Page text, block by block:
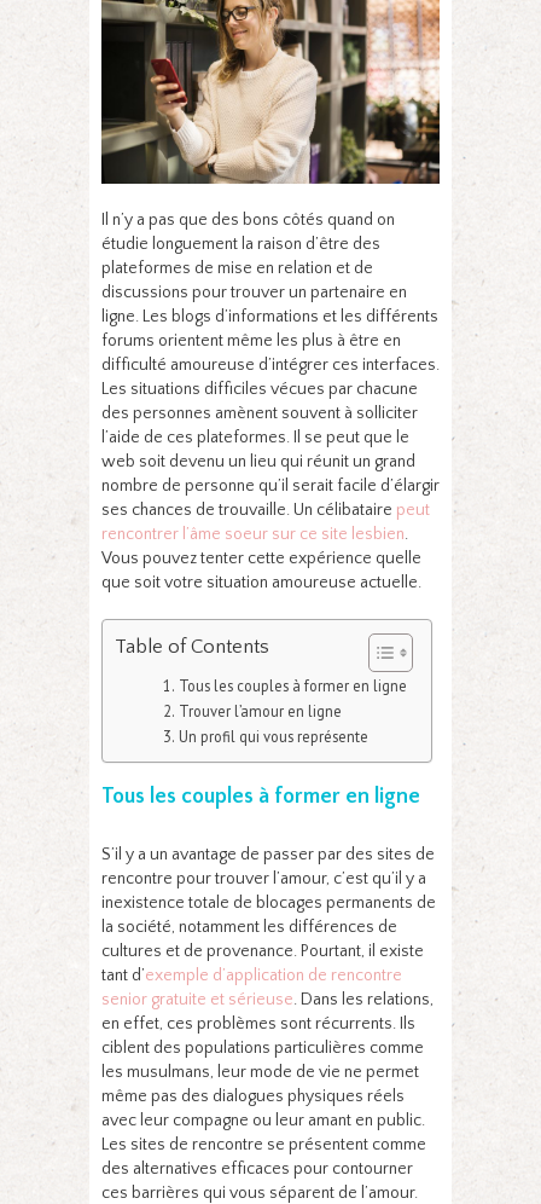
Il n’y a pas que des bons côtés quand on
étudie longuement la raison d’être des
plateformes de mise en relation et de
discussions pour trouver un partenaire en
ligne. Les blogs d’informations et les différents
forums orientent même les plus à être en
difficulté amoureuse d’intégrer ces interfaces.
Les situations difficiles vécues par chacune
des personnes amènent souvent à solliciter
l’aide de ces plateformes. Il se peut que le
web soit devenu un lieu qui réunit un grand
nombre de personne qu’il serait facile d’élargir
ses chances de trouvaille. Un célibataire peut
rencontrer l’âme soeur sur ce site lesbien.
Vous pouvez tenter cette expérience quelle
que soit votre situation amoureuse actuelle.
Table of Contents
Tous les couples à former en ligne
Trouver l’amour en ligne
Un profil qui vous représente
Tous les couples à former en ligne
S’il y a un avantage de passer par des sites de
rencontre pour trouver l’amour, c’est qu’il y a
inexistence totale de blocages permanents de
la société, notamment les différences de
cultures et de provenance. Pourtant, il existe
tant d’exemple d’application de rencontre
senior gratuite et sérieuse. Dans les relations,
en effet, ces problèmes sont récurrents. Ils
ciblent des populations particulières comme
les musulmans, leur mode de vie ne permet
même pas des dialogues physiques réels
avec leur compagne ou leur amant en public.
Les sites de rencontre se présentent comme
des alternatives efficaces pour contourner
ces barrières qui vous séparent de l’amour.